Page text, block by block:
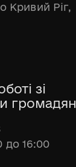
Кривий Ріг,
зі
громадян
до 16:00